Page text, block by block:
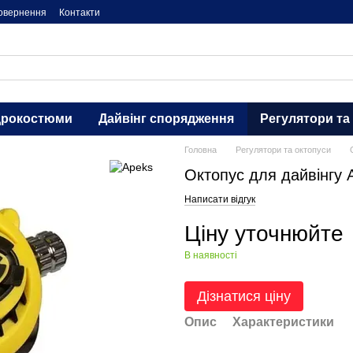
Контакти
Дайвінг спорядження Регулятори
Головна Регулятори та октопуси
Октопус для дайвінгу
Написати відгук
Ціну уточнюйте
В наявності
Дізнатися ціну
Опис Характеристики